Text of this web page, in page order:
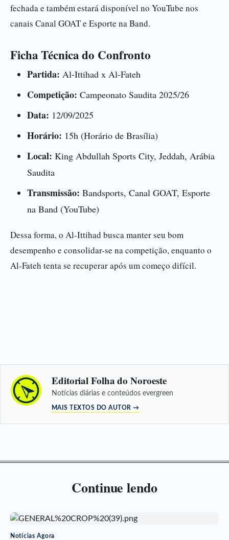
fechada e também estará disponível no YouTube nos
canais Canal GOAT e Esporte na Band.
Ficha Técnica do Confronto
Partida: Al-Ittihad x Al-Fateh
Competição: Campeonato Saudita 2025/26
Data: 12/09/2025
Horário: 15h (Horário de Brasília)
Local: King Abdullah Sports City, Jeddah, Arábia
Saudita
Transmissão: Bandsports, Canal GOAT, Esporte
na Band (YouTube)
Dessa forma, o Al-Ittihad busca manter seu bom
desempenho e consolidar-se na competição, enquanto o
Al-Fateh tenta se recuperar após um começo difícil.
Editorial Folha do Noroeste
Notícias diárias e conteúdos evergreen
MAIS TEXTOS DO AUTOR →
Continue lendo
Notícias Agora